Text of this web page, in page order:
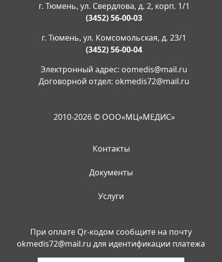
г. Тюмень, ул. Свердлова, д. 2, корп. 1/1
(3452) 56-00-03
г. Тюмень, ул. Комсомольская, д. 23/1
(3452) 56-00-04
Электронный адрес: oomedis@mail.ru
Договорной отдел: okmedis72@mail.ru
2010-2026 © ООО«МЦ«МЕДИС»
Контакты
Документы
Услуги
При оплате Qr-кодом сообщите на почту
okmedis72@mail.ru для идентификации платежа